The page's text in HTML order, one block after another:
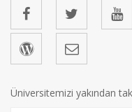
Üniversitemizi yakından